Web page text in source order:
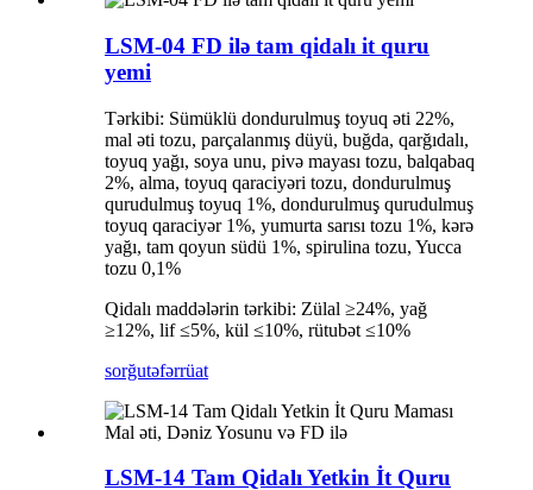
LSM-04 FD ilə tam qidalı it quru
yemi
Tərkibi: Sümüklü dondurulmuş toyuq əti 22%,
mal əti tozu, parçalanmış düyü, buğda, qarğıdalı,
toyuq yağı, soya unu, pivə mayası tozu, balqabaq
2%, alma, toyuq qaraciyəri tozu, dondurulmuş
qurudulmuş toyuq 1%, dondurulmuş qurudulmuş
toyuq qaraciyər 1%, yumurta sarısı tozu 1%, kərə
yağı, tam qoyun südü 1%, spirulina tozu, Yucca
tozu 0,1%
Qidalı maddələrin tərkibi: Zülal ≥24%, yağ
≥12%, lif ≤5%, kül ≤10%, rütubət ≤10%
sorğutəfərrüat
LSM-14 Tam Qidalı Yetkin İt Quru